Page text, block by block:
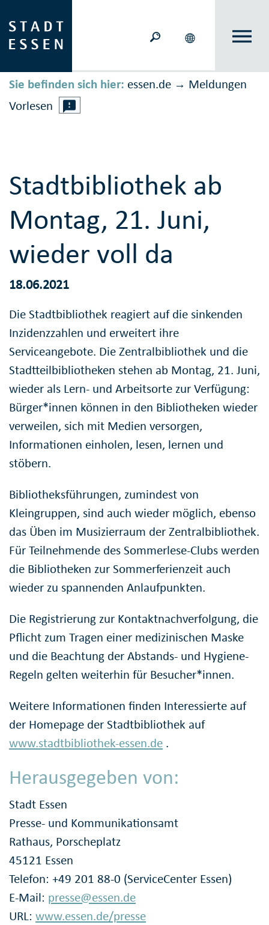
Sie befinden sich hier: essen.de → Meldungen
Vorlesen
Stadtbibliothek ab
Montag, 21. Juni,
wieder voll da
18.06.2021
Die Stadtbibliothek reagiert auf die sinkenden
Inzidenzzahlen und erweitert ihre
Serviceangebote. Die Zentralbibliothek und die
Stadtteilbibliotheken stehen ab Montag, 21. Juni,
wieder als Lern- und Arbeitsorte zur Verfügung:
Bürger*innen können in den Bibliotheken wieder
verweilen, sich mit Medien versorgen,
Informationen einholen, lesen, lernen und
stöbern.
Bibliotheksführungen, zumindest von
Kleingruppen, sind auch wieder möglich, ebenso
das Üben im Musizierraum der Zentralbibliothek.
Für Teilnehmende des Sommerlese-Clubs werden
die Bibliotheken zur Sommerferienzeit auch
wieder zu spannenden Anlaufpunkten.
Die Registrierung zur Kontaktnachverfolgung, die
Pflicht zum Tragen einer medizinischen Maske
und die Beachtung der Abstands- und Hygiene-
Regeln gelten weiterhin für Besucher*innen.
Weitere Informationen finden Interessierte auf
der Homepage der Stadtbibliothek auf
www.stadtbibliothek-essen.de .
Herausgegeben von:
Stadt Essen
Presse- und Kommunikationsamt
Rathaus, Porscheplatz
45121 Essen
Telefon: +49 201 88-0 (ServiceCenter Essen)
E-Mail: presse@essen.de
URL: www.essen.de/presse